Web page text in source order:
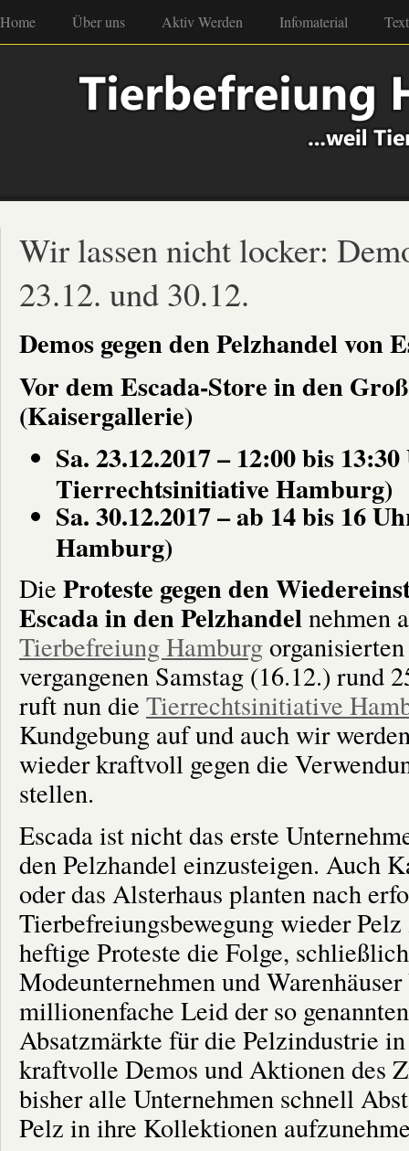
Home Über uns Aktiv Werden Infomaterial
Wir lassen nicht locker:
23.12. und 30.12.
Demos gegen den Pelzhandel von
Vor dem Escada-Store in den
(Kaisergallerie)
Sa. 23.12.2017 – 12:00 bis
Tierrechtsinitiative Hamburg)
Sa. 30.12.2017 – ab 14 bis 16
Hamburg)
Die Proteste gegen den
Escada in den Pelzhandelnehmen
Tierbefreiung Hamburg
vergangenen Samstag (16.12.)
ruft nun die Tierrechtsinitiative
Kundgebung auf und auch wir
wieder kraftvoll gegen die
stellen.
Escada ist nicht das erste
den Pelzhandel einzusteigen. Auch
oder das Alsterhaus planten nach
Tierbefreiungsbewegung wieder
heftige Proteste die Folge,
Modeunternehmen und
millionenfache Leid der so
Absatzmärkte für die Pelzindustrie
kraftvolle Demos und Aktionen des
bisher alle Unternehmen schnell
Pelz in ihre Kollektionen